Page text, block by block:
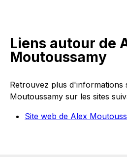
Liens autour de
Moutoussamy
Retrouvez plus d'informations
Moutoussamy sur les sites
Site web de Alex